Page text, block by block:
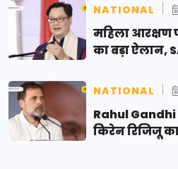
NATIONAL
महिला आरक्षण
का बड़ा ऐलान,
NATIONAL
Rahul Gandhi
किरेन रिजिजू